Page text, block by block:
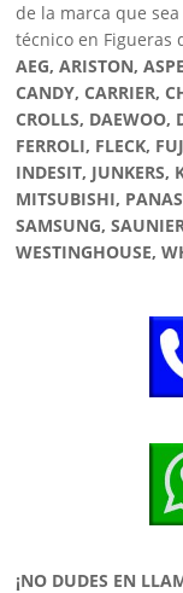
de la marca que
técnico en Figueras
AEG, ARISTON,
CANDY, CARRIER,
CROLLS, DAEWOO,
FERROLI, FLECK,
INDESIT, JUNKERS,
MITSUBISHI,
SAMSUNG,
WESTINGHOUSE,
¡NO DUDES EN